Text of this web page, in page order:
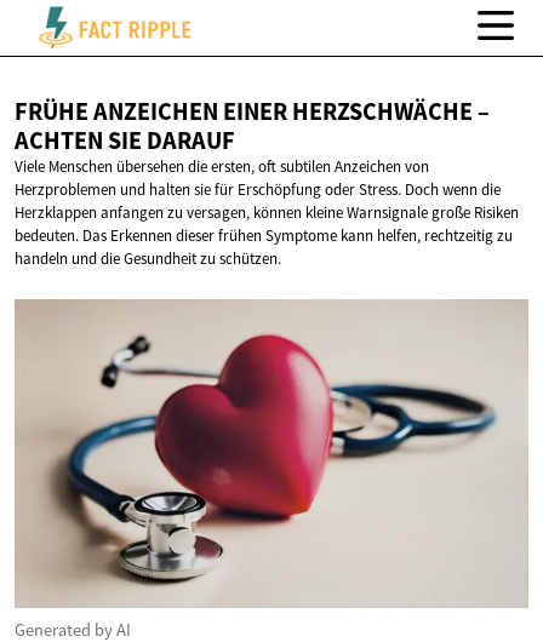
FRÜHE ANZEICHEN EINER HERZSCHWÄCHE –
ACHTEN SIE DARAUF
Viele Menschen übersehen die ersten, oft subtilen Anzeichen von
Herzproblemen und halten sie für Erschöpfung oder Stress. Doch wenn die
Herzklappen anfangen zu versagen, können kleine Warnsignale große Risiken
bedeuten. Das Erkennen dieser frühen Symptome kann helfen, rechtzeitig zu
handeln und die Gesundheit zu schützen.
Generated by AI